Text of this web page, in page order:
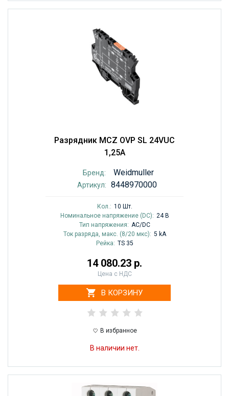
Разрядник MCZ OVP SL 24VUC
1,25A
Бренд: Weidmuller
Артикул: 8448970000
Кол.: 10 Шт.
Номинальное напряжение (DC): 24 В
Тип напряжения: AC/DC
Ток разряда, макс. (8/20 мкс): 5 kA
Рейка: TS 35
14 080.23 р.
Цена с НДС
В КОРЗИНУ
В избранное
В наличии нет.